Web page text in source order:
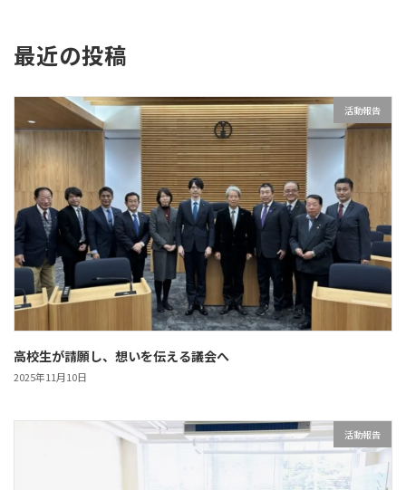
最近の投稿
活動報告
高校生が請願し、想いを伝える議会へ
2025年11月10日
活動報告